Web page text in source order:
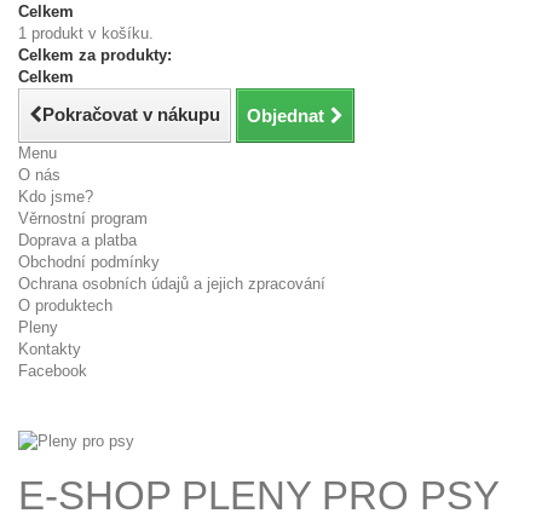
Celkem
1 produkt v košíku.
Celkem za produkty:
Celkem
Pokračovat v nákupu Objednat
Menu
O nás
Kdo jsme?
Věrnostní program
Doprava a platba
Obchodní podmínky
Ochrana osobních údajů a jejich zpracování
O produktech
Pleny
Kontakty
Facebook
E-SHOP PLENY PRO PSY